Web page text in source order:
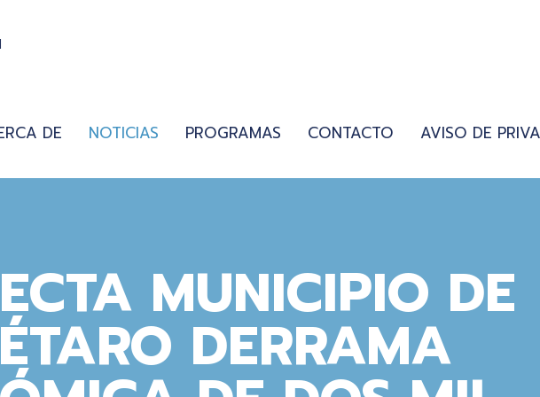
DE NOTICIAS PROGRAMAS CONTACTO AVISO DE
MUNICIPIO DE
DERRAMA